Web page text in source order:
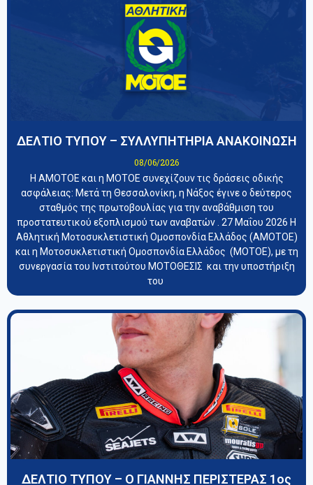
ΔΕΛΤΙΟ ΤΥΠΟΥ – ΣΥΛΛΥΠΗΤΗΡΙΑ ΑΝΑΚΟΙΝΩΣΗ
08/06/2026
Η ΑΜΟΤΟΕ και η ΜΟΤΟΕ συνεχίζουν τις δράσεις οδικής
ασφάλειας: Μετά τη Θεσσαλονίκη, η Νάξος έγινε ο δεύτερος
σταθμός της πρωτοβουλίας για την αναβάθμιση του
προστατευτικού εξοπλισμού των αναβατών . 27 Μαΐου 2026 Η
Αθλητική Μοτοσυκλετιστική Ομοσπονδία Ελλάδος (ΑΜΟΤΟΕ)
και η Μοτοσυκλετιστική Ομοσπονδία Ελλάδος (ΜΟΤΟΕ), με τη
συνεργασία του Ινστιτούτου ΜΟΤΟΘΕΣΙΣ και την υποστήριξη
του
ΔΕΛΤΙΟ ΤΥΠΟΥ – Ο ΓΙΑΝΝΗΣ ΠΕΡΙΣΤΕΡΑΣ 1oς